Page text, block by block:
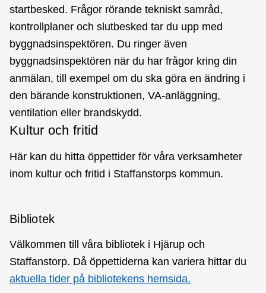
startbesked. Frågor rörande tekniskt samråd,
kontrollplaner och slutbesked tar du upp med
byggnadsinspektören. Du ringer även
byggnadsinspektören när du har frågor kring din
anmälan, till exempel om du ska göra en ändring i
den bärande konstruktionen, VA-anläggning,
ventilation eller brandskydd.
Kultur och fritid
Här kan du hitta öppettider för våra verksamheter
inom kultur och fritid i Staffanstorps kommun.
Bibliotek
Välkommen till våra bibliotek i Hjärup och
Staffanstorp. Då öppettiderna kan variera hittar du
aktuella tider på bibliotekens hemsida.